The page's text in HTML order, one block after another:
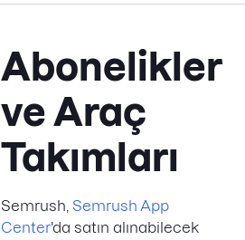
Abonelikler
ve Araç
Takımları
Semrush, Semrush App
Center'da satın alınabilecek